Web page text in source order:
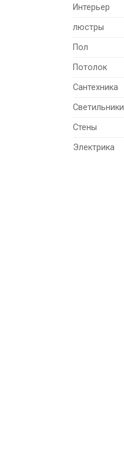
Интерьер
люстры
Пол
Потолок
Сантехника
Светильники
Стены
Электрика